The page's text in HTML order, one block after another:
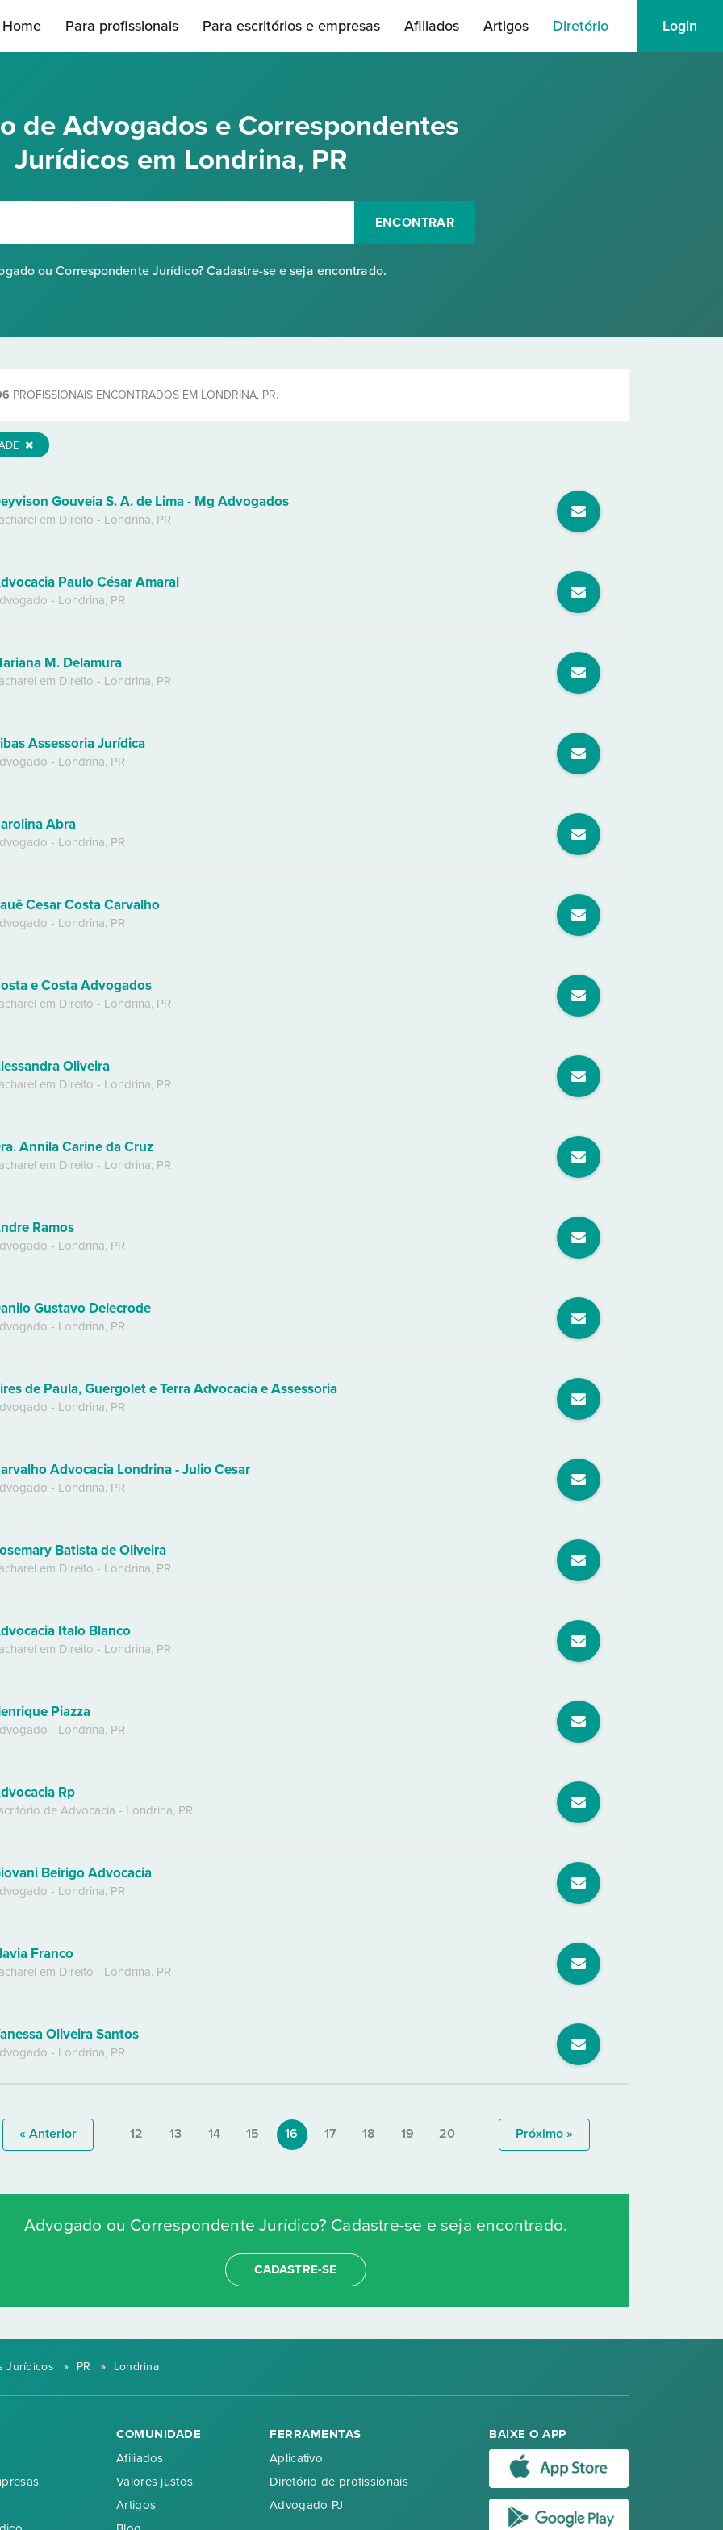
Home Para profissionais Para escritórios e empresas Afiliados Artigos Diretório Login
de Advogados e Correspondentes
Jurídicos em Londrina, PR
ENCONTRAR
ou Correspondente Jurídico? Cadastre-se e seja encontrado.
PROFISSIONAIS ENCONTRADOS EM LONDRINA, PR.
Gouveia S. A. de Lima - Mg Advogados
em Direito - Londrina, PR
Paulo César Amaral
- Londrina, PR
M. Delamura
em Direito - Londrina, PR
Assessoria Jurídica
- Londrina, PR
Abra
- Londrina, PR
Cesar Costa Carvalho
- Londrina, PR
e Costa Advogados
em Direito - Londrina, PR
Oliveira
em Direito - Londrina, PR
Annila Carine da Cruz
em Direito - Londrina, PR
Ramos
- Londrina, PR
Gustavo Delecrode
- Londrina, PR
de Paula, Guergolet e Terra Advocacia e Assessoria
- Londrina, PR
Advocacia Londrina - Julio Cesar
- Londrina, PR
Batista de Oliveira
em Direito - Londrina, PR
Italo Blanco
em Direito - Londrina, PR
Piazza
- Londrina, PR
Rp
de Advocacia - Londrina, PR
Beirigo Advocacia
- Londrina, PR
Franco
em Direito - Londrina, PR
Oliveira Santos
- Londrina, PR
« Anterior 12 13 14 15 16 17 18 19 20 Próximo »
Advogado ou Correspondente Jurídico? Cadastre-se e seja encontrado.
CADASTRE-SE
Jurídicos » PR » Londrina
COMUNIDADE
Afiliados
Valores justos
Artigos
FERRAMENTAS
Aplicativo
Diretório de profissionais
Advogado PJ
BAIXE O APP